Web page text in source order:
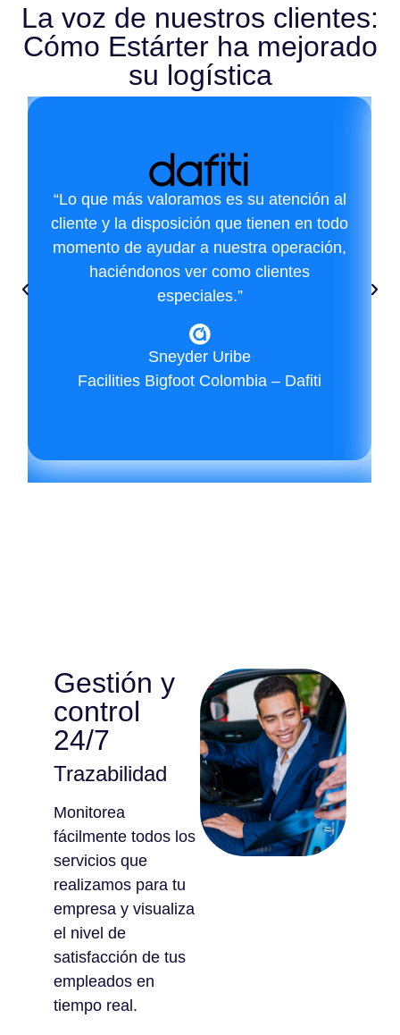
La voz de nuestros clientes:
Cómo Estárter ha mejorado
su logística
“Lo que más valoramos es su atención al
cliente y la disposición que tienen en todo
momento de ayudar a nuestra operación,
haciéndonos ver como clientes
especiales.”
Sneyder Uribe
Facilities Bigfoot Colombia – Dafiti
Gestión y
control
24/7
Trazabilidad
Monitorea
fácilmente todos los
servicios que
realizamos para tu
empresa y visualiza
el nivel de
satisfacción de tus
empleados en
tiempo real.